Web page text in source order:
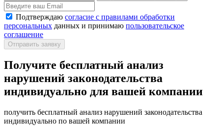
Подтверждаю согласие с правилами обработки
персональных данных и принимаю пользовательское
соглашение
Отправить заявку
Получите бесплатный анализ
нарушений законодательства
индивидуально для вашей компании
получить бесплатный анализ нарушений законодательства
индивидуально по вашей компании